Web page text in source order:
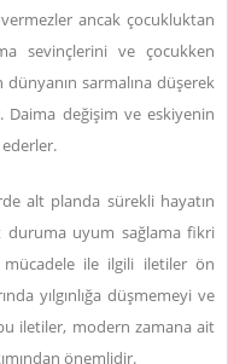
ancak çocukluktan
sevinçlerini ve çocukken
sarmalına düşerek
Daima değişim ve eskiyenin
alt planda sürekli hayatın
duruma uyum sağlama fikri
ile ilgili iletiler ön
yılgınlığa düşmemeyi ve
iletiler, modern zamana ait
önemlidir.